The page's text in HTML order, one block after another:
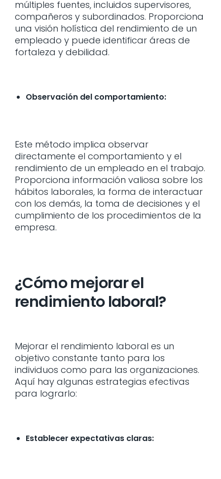
múltiples fuentes, incluidos supervisores,
compañeros y subordinados. Proporciona
una visión holística del rendimiento de un
empleado y puede identificar áreas de
fortaleza y debilidad.
Observación del comportamiento:
Este método implica observar
directamente el comportamiento y el
rendimiento de un empleado en el trabajo.
Proporciona información valiosa sobre los
hábitos laborales, la forma de interactuar
con los demás, la toma de decisiones y el
cumplimiento de los procedimientos de la
empresa.
¿Cómo mejorar el
rendimiento laboral?
Mejorar el rendimiento laboral es un
objetivo constante tanto para los
individuos como para las organizaciones.
Aquí hay algunas estrategias efectivas
para lograrlo:
Establecer expectativas claras: